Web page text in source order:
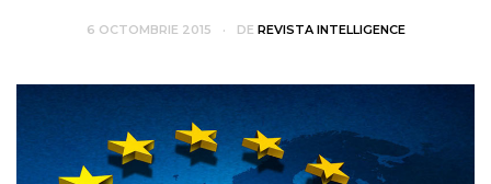
6 OCTOMBRIE 2015 DE REVISTA INTELLIGENCE